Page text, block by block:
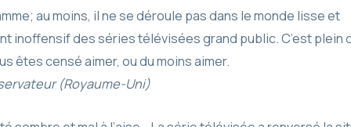
au moins, il ne se déroule pas dans le monde lisse et
inoffensif des séries télévisées grand public. C’est plein
êtes censé aimer, ou du moins aimer.
(Royaume-Uni)